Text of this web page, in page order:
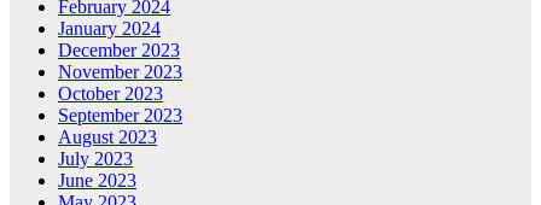
February 2024
January 2024
December 2023
November 2023
October 2023
September 2023
August 2023
July 2023
June 2023